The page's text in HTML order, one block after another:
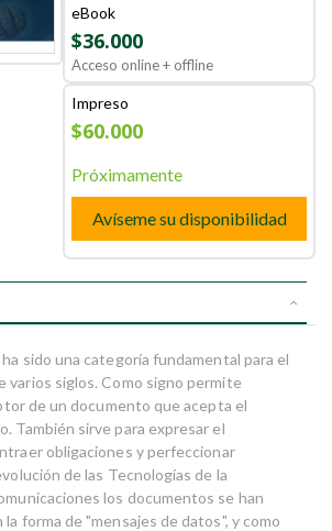
eBook
$36.000
Acceso online + offline
Impreso
$60.000
Próximamente
Avíseme su disponibilidad
sido una categoría fundamental para el
varios siglos. Como signo permite
de un documento que acepta el
También sirve para expresar el
obligaciones y perfeccionar
de las Tecnologías de la
los documentos se han
forma de "mensajes de datos", y como